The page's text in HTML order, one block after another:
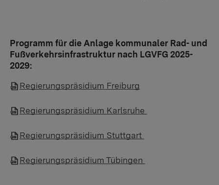
Programm für die Anlage kommunaler Rad- und
Fußverkehrsinfrastruktur nach LGVFG 2025-
2029:
Regierungspräsidium Freiburg
Regierungspräsidium Karlsruhe
Regierungspräsidium Stuttgart
Regierungspräsidium Tübingen